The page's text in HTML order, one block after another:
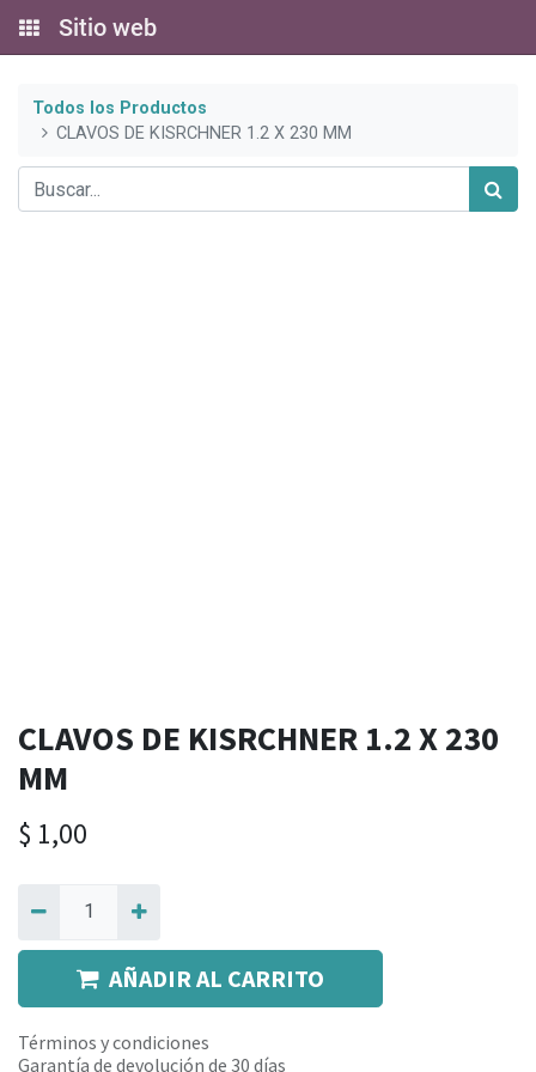
Sitio web
Todos los Productos
CLAVOS DE KISRCHNER 1.2 X 230 MM
CLAVOS DE KISRCHNER 1.2 X 230
MM
$ 1,00
AÑADIR AL CARRITO
Términos y condiciones
Garantía de devolución de 30 días